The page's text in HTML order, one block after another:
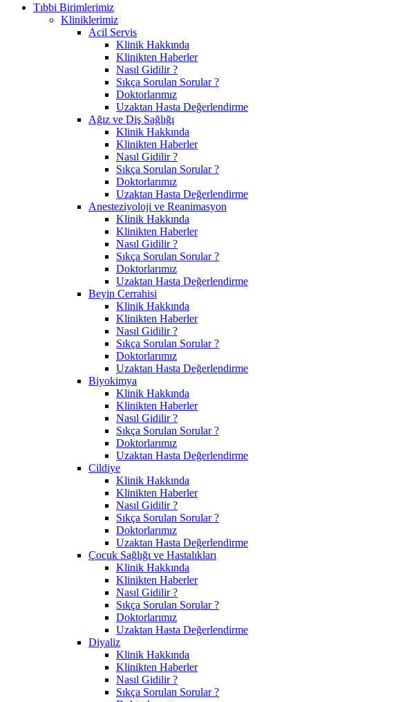
Tıbbi Birimlerimiz
Kliniklerimiz
Acil Servis
Klinik Hakkında
Klinikten Haberler
Nasıl Gidilir ?
Sıkça Sorulan Sorular ?
Doktorlarımız
Uzaktan Hasta Değerlendirme
Ağız ve Diş Sağlığı
Klinik Hakkında
Klinikten Haberler
Nasıl Gidilir ?
Sıkça Sorulan Sorular ?
Doktorlarımız
Uzaktan Hasta Değerlendirme
Anesteziyoloji ve Reanimasyon
Klinik Hakkında
Klinikten Haberler
Nasıl Gidilir ?
Sıkça Sorulan Sorular ?
Doktorlarımız
Uzaktan Hasta Değerlendirme
Beyin Cerrahisi
Klinik Hakkında
Klinikten Haberler
Nasıl Gidilir ?
Sıkça Sorulan Sorular ?
Doktorlarımız
Uzaktan Hasta Değerlendirme
Biyokimya
Klinik Hakkında
Klinikten Haberler
Nasıl Gidilir ?
Sıkça Sorulan Sorular ?
Doktorlarımız
Uzaktan Hasta Değerlendirme
Cildiye
Klinik Hakkında
Klinikten Haberler
Nasıl Gidilir ?
Sıkça Sorulan Sorular ?
Doktorlarımız
Uzaktan Hasta Değerlendirme
Çocuk Sağlığı ve Hastalıkları
Klinik Hakkında
Klinikten Haberler
Nasıl Gidilir ?
Sıkça Sorulan Sorular ?
Doktorlarımız
Uzaktan Hasta Değerlendirme
Diyaliz
Klinik Hakkında
Klinikten Haberler
Nasıl Gidilir ?
Sıkça Sorulan Sorular ?